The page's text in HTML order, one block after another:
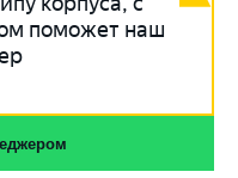
поможет наш